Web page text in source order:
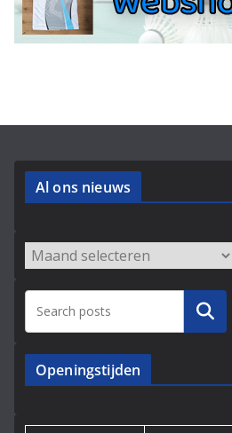
Al ons nieuws
Archieven
Zoeken
Openingstijden